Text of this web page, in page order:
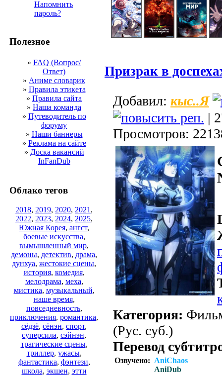
Напомнить
пароль?
Полезное
» FAQ (Вопрос/
Ответ)
» Аниме словарик
» Правила этикета
» Правила сайта
» Наша команда
» Путеводитель по
форуму
» Наши баннеры
» Реклама на сайте
» Доска вакансий
InFanDub
Облако тегов
2018, 2019, 2020, 2021 ,
2022, 2023, 2024, 2025,
Южная Корея, ангст,
боевые искусства,
вымышленный мир,
демоны, детектив, драма,
дунхуа, жестокие сцены,
история, комедия,
мелодрама, меха,
мистика, музыкальный,
наше время,
повседневность,
приключения, романтика,
сёдзё, сёнэн, спорт,
суперсила, сэйнэн,
трагические сцены,
триллер, ужасы,
фантастика, фэнтези,
школа, экшен, этти
Призрак в
Добавил: кыс..Я
|
Просмотров:
Категория:
(Рус. суб.)
Перевод
Озвучено: AniChaos
AniDub